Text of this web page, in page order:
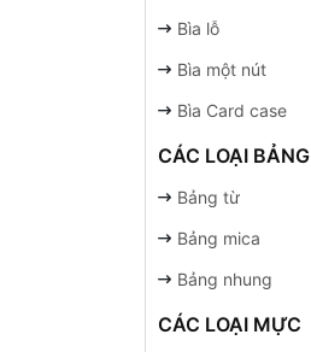
Bìa lỗ
Bìa một nút
Bìa Card case
CÁC LOẠI BẢNG
Bảng từ
Bảng mica
Bảng nhung
CÁC LOẠI MỰC